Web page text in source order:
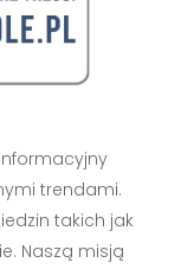
trendami.
takich jak
Naszą misją